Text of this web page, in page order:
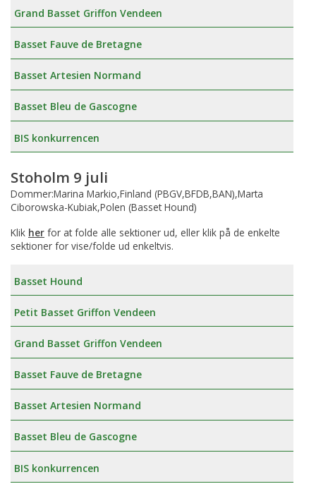
Grand Basset Griffon Vendeen
Basset Fauve de Bretagne
Basset Artesien Normand
Basset Bleu de Gascogne
BIS konkurrencen
Stoholm 9 juli
Dommer:Marina Markio,Finland (PBGV,BFDB,BAN),Marta
Ciborowska-Kubiak,Polen (Basset Hound)
Klik her for at folde alle sektioner ud, eller klik på de enkelte
sektioner for vise/folde ud enkeltvis.
Basset Hound
Petit Basset Griffon Vendeen
Grand Basset Griffon Vendeen
Basset Fauve de Bretagne
Basset Artesien Normand
Basset Bleu de Gascogne
BIS konkurrencen